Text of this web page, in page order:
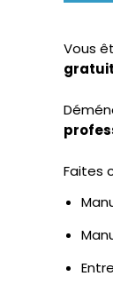
Vous
Faites